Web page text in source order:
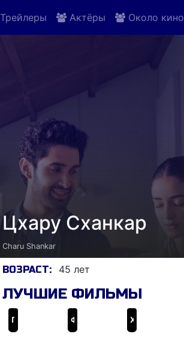
Трейлеры Актёры Около кино
Цхару Сханкар
Charu Shankar
ВОЗРАСТ: 45 лет
ЛУЧШИЕ ФИЛЬМЫ